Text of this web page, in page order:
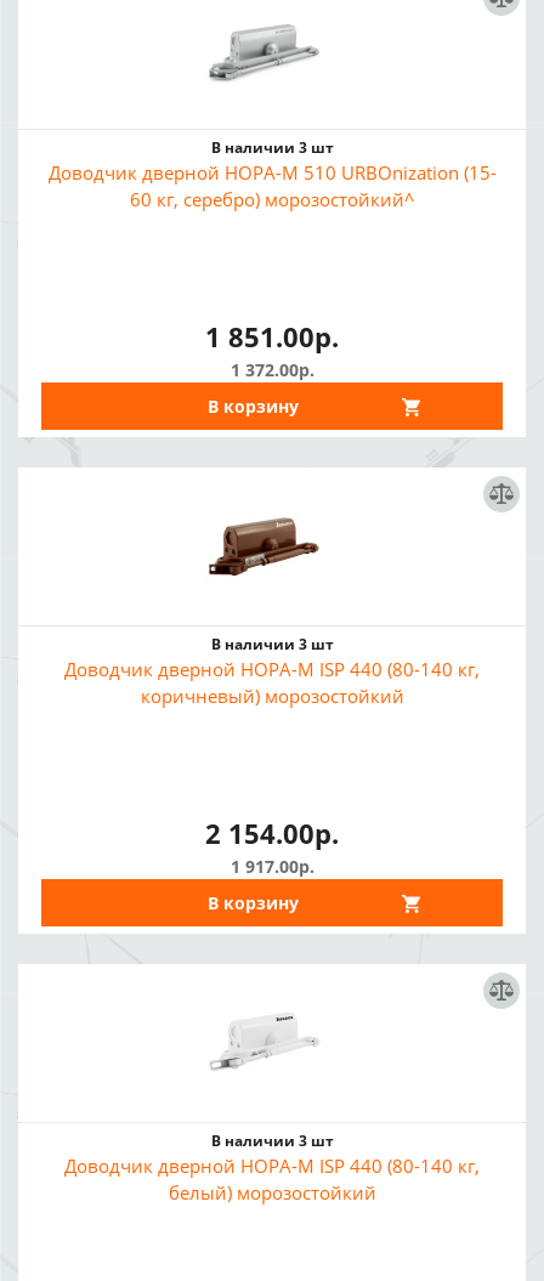
В наличии 3 шт
Доводчик дверной НОРА-М 510 URBOnization (15-
60 кг, серебро) морозостойкий^
1 851.00р.
1 372.00р.
В корзину
В наличии 3 шт
Доводчик дверной НОРА-М ISP 440 (80-140 кг,
коричневый) морозостойкий
2 154.00р.
1 917.00р.
В корзину
В наличии 3 шт
Доводчик дверной НОРА-М ISP 440 (80-140 кг,
белый) морозостойкий